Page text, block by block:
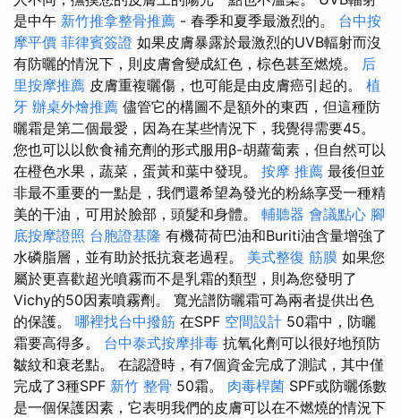
是中午 新竹推拿整骨推薦 - 春季和夏季最激烈的。 台中按
摩平價 菲律賓簽證 如果皮膚暴露於最激烈的UVB輻射而沒
有防曬的情況下，則皮膚會變成紅色，棕色甚至燃燒。 后
里按摩推薦 皮膚重複曬傷，也可能是由皮膚癌引起的。 植
牙 辦桌外燴推薦 儘管它的構圖不是額外的東西，但這種防
曬霜是第二個最愛，因為在某些情況下，我覺得需要45。
您也可以以飲食補充劑的形式服用β-胡蘿蔔素，但自然可以
在橙色水果，蔬菜，蛋黃和葉中發現。 按摩 推薦 最後但並
非最不重要的一點是，我們還希望為發光的粉絲享受一種精
美的干油，可用於臉部，頭髮和身體。 輔聽器 會議點心 腳
底按摩證照 台胞證基隆 有機荷荷巴油和Buriti油含量增強了
水磷脂層，並有助於抵抗衰老過程。 美式整復 筋膜 如果您
屬於更喜歡超光噴霧而不是乳霜的類型，則為您發明了
Vichy的50因素噴霧劑。 寬光譜防曬霜可為兩者提供出色
的保護。 哪裡找台中撥筋 在SPF 空間設計 50霜中，防曬
霜要高得多。 台中泰式按摩排毒 抗氧化劑可以很好地預防
皺紋和衰老點。 在認證時，有7個資金完成了測試，其中僅
完成了3種SPF 新竹 整骨 50霜。 肉毒桿菌 SPF或防曬係數
是一個保護因素，它表明我們的皮膚可以在不燃燒的情況下